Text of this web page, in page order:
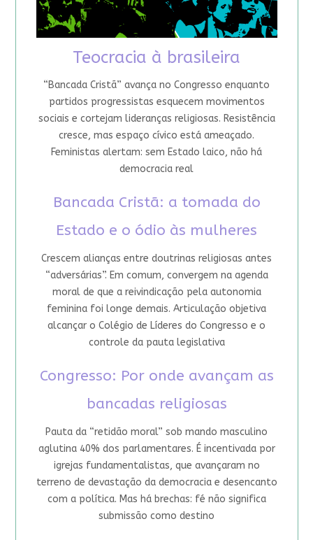
Teocracia à brasileira
“Bancada Cristã” avança no Congresso enquanto
partidos progressistas esquecem movimentos
sociais e cortejam lideranças religiosas. Resistência
cresce, mas espaço cívico está ameaçado.
Feministas alertam: sem Estado laico, não há
democracia real
Bancada Cristã: a tomada do
Estado e o ódio às mulheres
Crescem alianças entre doutrinas religiosas antes
“adversárias”. Em comum, convergem na agenda
moral de que a reivindicação pela autonomia
feminina foi longe demais. Articulação objetiva
alcançar o Colégio de Líderes do Congresso e o
controle da pauta legislativa
Congresso: Por onde avançam as
bancadas religiosas
Pauta da “retidão moral” sob mando masculino
aglutina 40% dos parlamentares. É incentivada por
igrejas fundamentalistas, que avançaram no
terreno de devastação da democracia e desencanto
com a política. Mas há brechas: fé não significa
submissão como destino